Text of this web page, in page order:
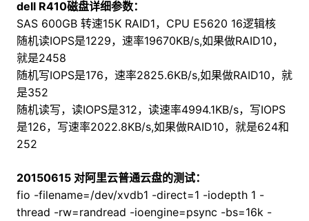
dell R410磁盘详细参数：
SAS 600GB 转速15K RAID1，CPU E5620 16逻辑核
随机读IOPS是1229，速率19670KB/s,如果做RAID10，
就是2458
随机写IOPS是176，速率2825.6KB/s,如果做RAID10，就
是352
随机读写，读IOPS是312，读速率4994.1KB/s，写IOPS
是126，写速率2022.8KB/s,如果做RAID10，就是624和
252
20150615 对阿里云普通云盘的测试：
fio -filename=/dev/xvdb1 -direct=1 -iodepth 1 -
thread -rw=randread -ioengine=psync -bs=16k -